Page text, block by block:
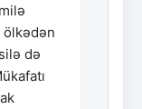
ölkədən
də